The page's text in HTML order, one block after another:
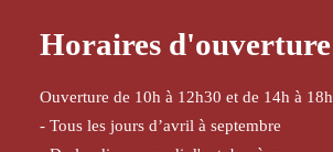
Horaires d'ouverture
Ouverture de 10h à 12h30 et de 14h à
- Tous les jours d’avril à septembre